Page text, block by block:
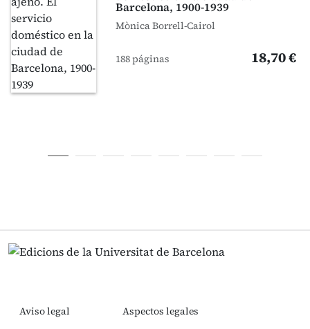
Barcelona, 1900-1939
Mònica Borrell-Cairol
188 páginas 18,70 €
Aviso legal
Aspectos legales